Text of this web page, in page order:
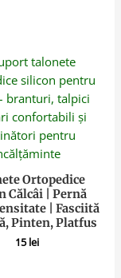
Ortopedice
Călcâi | Pernă
| Fasciită
Pinten, Platfus
15lei